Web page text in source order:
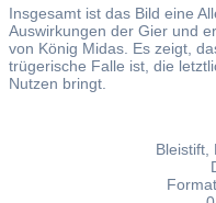
Insgesamt ist das Bild eine
Auswirkungen der Gier und
von König Midas. Es zeigt,
trügerische Falle ist, die
Nutzen bringt.
Bleistift,